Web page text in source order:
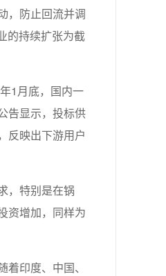
，防止回流并调
的持续扩张为截
1月底，国内一
告显示，投标供
反映出下游用户
，特别是在锅
资增加，同样为
印度、中国、